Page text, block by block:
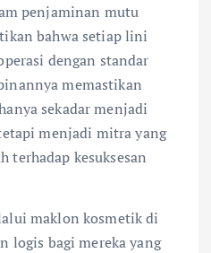
penjaminan mutu
bahwa setiap lini
dengan standar
memastikan
sekadar menjadi
menjadi mitra yang
terhadap kesuksesan
maklon kosmetik di
logis bagi mereka yang